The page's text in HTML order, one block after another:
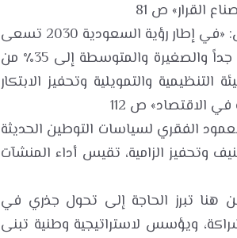
وعن أهمية المنشآت الصغيرة والمتوسطة قال: «في إطار رؤية السعودية 2030 تسعى
المملكة إلى رفع مساهمة المنشآت الصغيرة جداً والصغيرة والمتوسطة إلى 35٪ من
التنظيمية والتمويلية وتحفيز الابتكار
الفقري لسياسات التوطين الحديثة
وتحفيز الزامية، تقيس أداء المنشآت
تبرز الحاجة إلى تحول جذري في
ويؤسس لاستراتيجية وطنية تبنى